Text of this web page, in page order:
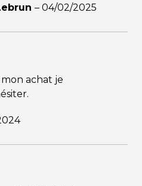
– 04/02/2025
achat je